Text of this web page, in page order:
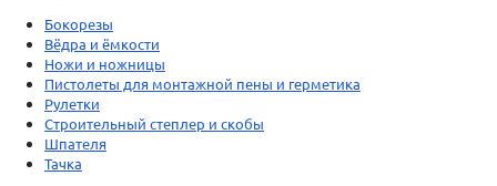
Бокорезы
Вёдра и ёмкости
Ножи и ножницы
Пистолеты для монтажной пены и герметика
Рулетки
Строительный степлер и скобы
Шпателя
Тачка